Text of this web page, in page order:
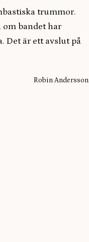
trummor.
bandet har
Det är ett avslut på
Robin Andersson